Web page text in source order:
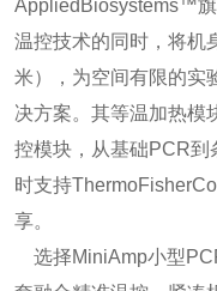
AppliedBiosystems™
温控技术的同时，将机
米），为空间有限的实
决方案。其等温加热
控模块，从基础PCR到
时支持
享。
选择MiniAmp小型